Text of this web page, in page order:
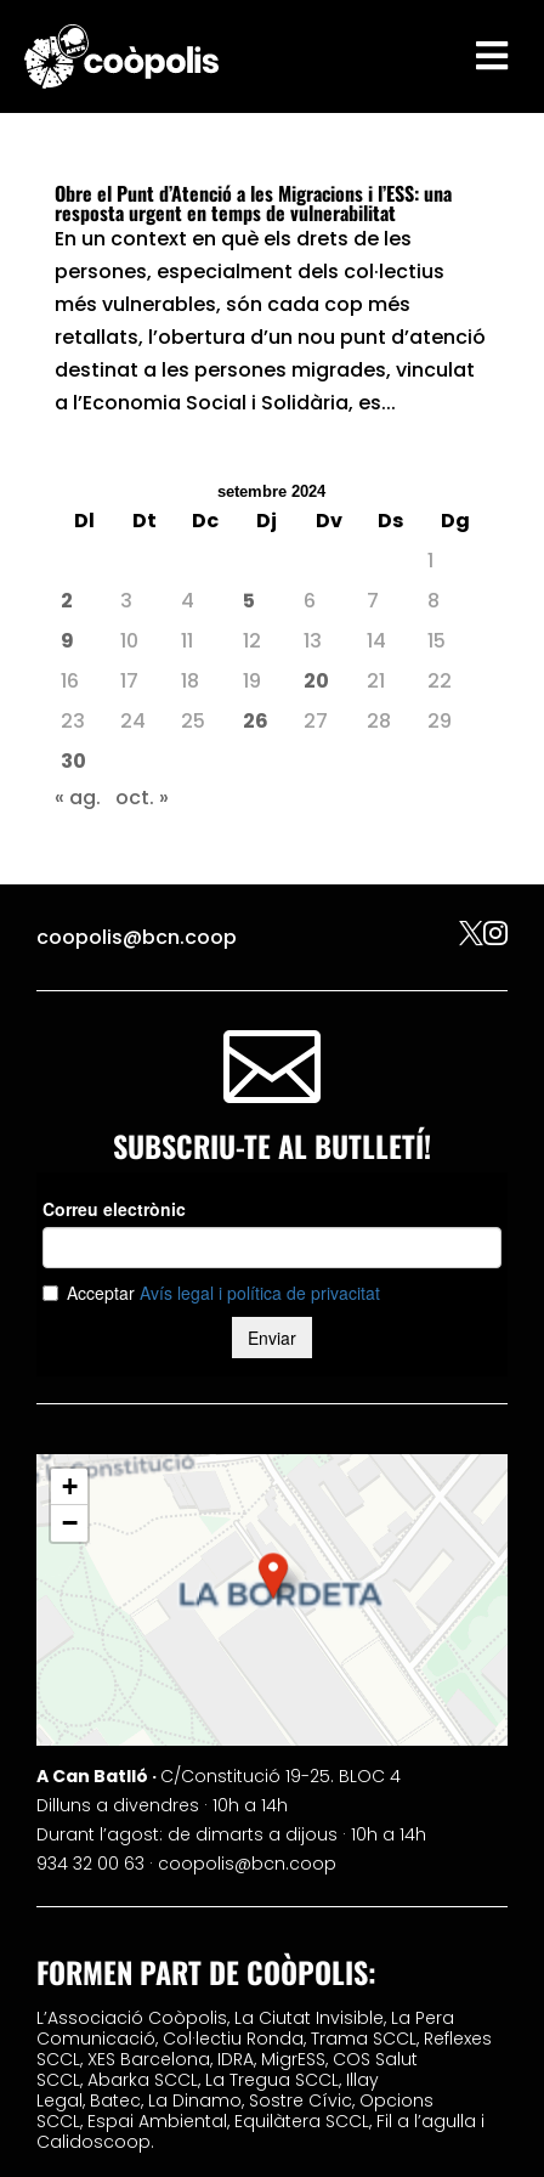

Obre el Punt d’Atenció a les Migracions i l’ESS: una
resposta urgent en temps de vulnerabilitat
En un context en què els drets de les
persones, especialment dels col·lectius
més vulnerables, són cada cop més
retallats, l’obertura d’un nou punt d’atenció
destinat a les persones migrades, vinculat
a l’Economia Social i Solidària, es...
setembre 2024
Dl Dt Dc Dj Dv Ds
Dg
1
2
3 4 5 6 7
8
9
10 11 12 13 14
15
16
17 18 19 20 21
22
23
24 25 26 27 28
29
30
« ag.
oct. »
coopolis@bcn.coop 
+
−
A Can Batlló · C/Constitució 19-25. BLOC 4
Dilluns a divendres · 10h a 14h
Durant l’agost: de dimarts a dijous · 10h a 14h
934 32 00 63 · coopolis@bcn.coop

SUBSCRIU-TE AL BUTLLETÍ!
FORMEN PART DE COÒPOLIS:
L’Associació Coòpolis, La Ciutat Invisible, La Pera
Comunicació, Col·lectiu Ronda, Trama SCCL, Reflexes
SCCL, XES Barcelona, IDRA, MigrESS, COS Salut
SCCL, Abarka SCCL, La Tregua SCCL, Illay
Legal, Batec, La Dinamo, Sostre Cívic, Opcions
SCCL, Espai Ambiental, Equilàtera SCCL, Fil a l’agulla i
Calidoscoop.